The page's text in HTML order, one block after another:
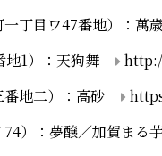
一丁目ワ47番地）：萬
地1）：天狗舞
番地二）：高砂
74）：夢醸／加賀まる